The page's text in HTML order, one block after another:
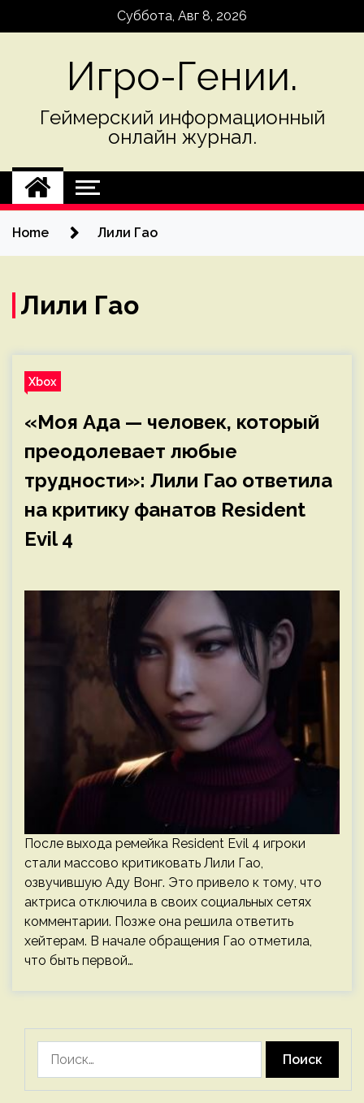
Суббота, Авг 8, 2026
Игро-Гении.
Геймерский информационный
онлайн журнал.
Home Лили Гао
Лили Гао
Xbox
«Моя Ада — человек, который
преодолевает любые
трудности»: Лили Гао ответила
на критику фанатов Resident
Evil 4
После выхода ремейка Resident Evil 4 игроки
стали массово критиковать Лили Гао,
озвучившую Аду Вонг. Это привело к тому, что
актриса отключила в своих социальных сетях
комментарии. Позже она решила ответить
хейтерам. В начале обращения Гао отметила,
что быть первой…